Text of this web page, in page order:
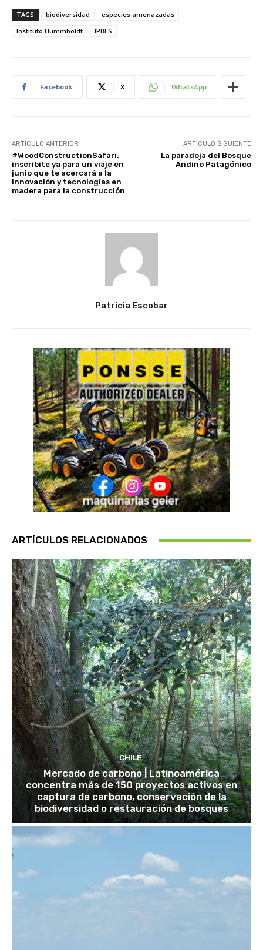
TAGS biodiversidad
especies amenazadas
Instituto Hummboldt
IPBES
Facebook X WhatsApp
ARTÍCULO ANTERIOR
#WoodConstructionSafari:
inscribite ya para un viaje en
junio que te acercará a la
innovación y tecnologías en
madera para la construcción
ARTÍCULO SIGUIENTE
La paradoja del Bosque
Andino Patagónico
Patricia Escobar
ARTÍCULOS RELACIONADOS
CHILE
Mercado de carbono | Latinoamérica
concentra más de 150 proyectos activos en
captura de carbono, conservación de la
biodiversidad o restauración de bosques